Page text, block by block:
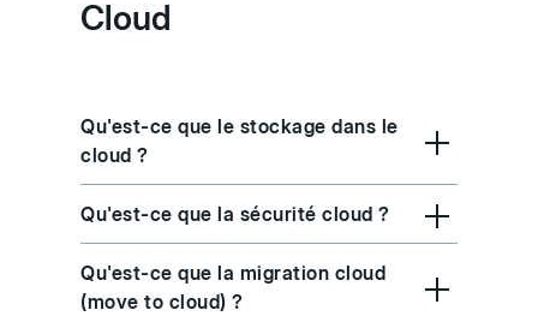
Cloud
Qu'est-ce que le stockage dans le
cloud ?
Qu'est-ce que la sécurité cloud ?
Qu'est-ce que la migration cloud
(move to cloud) ?